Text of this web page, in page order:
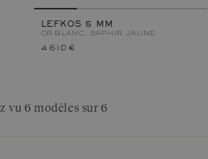
LEFKOS 5 MM
OR BLANC, SAPHIR JAUNE
4 610 €
vu 6 modèles sur 6